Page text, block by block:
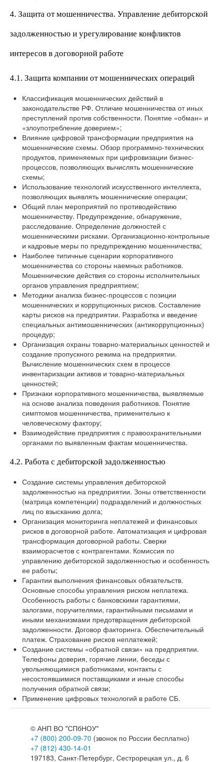
4. Защита от мошенничества. Управление дебиторской
задолженностью и урегулирование конфликтов
интересов в договорной работе
4.1. Защита компании от мошеннических операций
Классификация мошеннических действий в
законодательстве РФ. Отличие мошенничества от иных
преступлений против собственности. Понятие «обман» и
«злоупотребление доверием»;
Влияние цифровой трансформации предприятия на
мошеннические схемы. Обзор программно-технических
продуктов, применяемых при цифровизации бизнес-
процессов, позволяющих вычислять мошеннические
схемы;
Использование технологий искусственного интеллекта,
позволяющих выявлять мошеннические операции;
Общий план мероприятий по противодействию
мошенничеству. Предупреждение, обнаружение,
расследование. Определение должностей с
мошенническими рисками. Организационно-контрольные
и кадровые меры по предупреждению мошенничества;
Наиболее типичные сценарии корпоративного
мошенничества со стороны наемных работников.
Мошеннические действия со стороны исполнительных
органов управления предприятием;
Методики анализа бизнес-процессов с позиции
мошеннических и коррупционных рисков. Составление
карты рисков на предприятии. Разработка и введение
специальных антимошеннических (антикоррупционных)
процедур;
Организация охраны товарно-материальных ценностей и
создание пропускного режима на предприятии.
Вычисление мошеннических схем в процессе
инвентаризации активов и товарно-материальных
ценностей;
Признаки корпоративного мошенничества, выявляемые
на основе анализа поведения работников. Понятие
симптомов мошенничества, применительно к
человеческому фактору;
Взаимодействие предприятия с правоохранительными
органами по выявленным фактам мошенничества.
4.2. Работа с дебиторской задолженностью
Создание системы управления дебиторской
задолженностью на предприятии. Зоны ответственности
(матрица компетенции) подразделений и должностных
лиц по взысканию долга;
Организация мониторинга неплатежей и финансовых
рисков в договорной работе. Автоматизация и цифровая
трансформация договорной работы. Сверки
взаиморасчетов с контрагентами. Комиссия по
управлению дебиторской задолженностью и особенность
ее работы;
Гарантии выполнения финансовых обязательств.
Основные способы управления риском неплатежа.
Особенность работы с банковскими гарантиями,
залогами, поручителями, гарантийными письмами и
иными механизмами предотвращения дебиторской
задолженности. Договор факторинга. Обеспечительный
платеж. Страхование рисков неплатежей;
Создание системы «обратной связи» на предприятии.
Телефоны доверия, горячие линии, беседы с
увольняющимися работниками, контакты с
несостоявшимися поставщиками и иные способы
получения обратной связи;
Применение цифровых технологий в работе СБ.
© АНП ВО "СПбНОУ"
+7 (800) 200-09-70 (звонок по России бесплатно)
+7 (812) 430-14-01
197183, Санкт-Петербург, Сестрорецкая ул., д. 6